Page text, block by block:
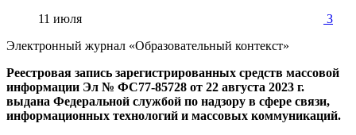
11 июля
3
Электронный журнал «Образовательный контекст»
Реестровая запись зарегистрированных средств массовой
информации Эл № ФС77-85728 от 22 августа 2023 г.
выдана Федеральной службой по надзору в сфере связи,
информационных технологий и массовых коммуникаций.